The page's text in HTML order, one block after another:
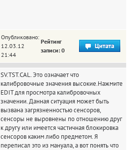
Опубликовано:
12.03.12
21:44
Рейтинг
записи: 0
SV.TST.CAL. Это означает что
калибровочные значения высокие.Нажмите
EDIT для просмотра калибровочных
значении. Данная ситуация может быть
вызвана загрязненностью сенсоров,
сенсоры не выровнены по отношению друг
к другу или имеется частичная блокировка
сенсоров каким либо предметом. Я
переписал это из мануала, а вот понять что